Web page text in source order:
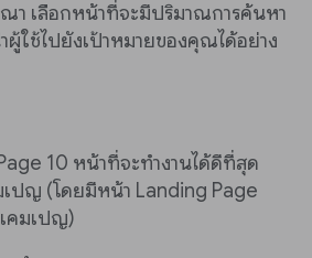
า เลือกหน้าที่จะมีปริมาณการค้นหา
ผู้ใช้ไปยังเป้าหมายของคุณได้อย่าง
10 หน้าที่จะทำงานได้ดีที่สุด
ปญ (โดยมีหน้า Landing Page
คมเปญ)